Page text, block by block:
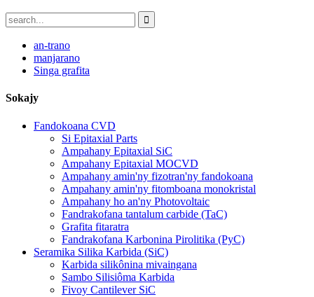
an-trano
manjarano
Singa grafita
Sokajy
Fandokoana CVD
Si Epitaxial Parts
Ampahany Epitaxial SiC
Ampahany Epitaxial MOCVD
Ampahany amin'ny fizotran'ny fandokoana
Ampahany amin'ny fitomboana monokristal
Ampahany ho an'ny Photovoltaic
Fandrakofana tantalum carbide (TaC)
Grafita fitaratra
Fandrakofana Karbonina Pirolitika (PyC)
Seramika Silika Karbida (SiC)
Karbida silikônina mivaingana
Sambo Silisiôma Karbida
Fivoy Cantilever SiC